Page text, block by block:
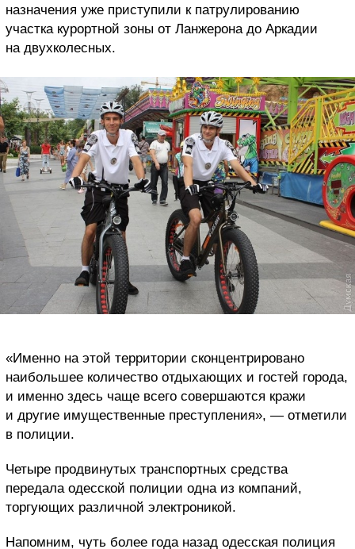
назначения уже приступили к патрулированию
участка курортной зоны от Ланжерона до Аркадии
на двухколесных.
«Именно на этой территории сконцентрировано
наибольшее количество отдыхающих и гостей города,
и именно здесь чаще всего совершаются кражи
и другие имущественные преступления», — отметили
в полиции.
Четыре продвинутых транспортных средства
передала одесской полиции одна из компаний,
торгующих различной электроникой.
Напомним, чуть более года назад одесская полиция